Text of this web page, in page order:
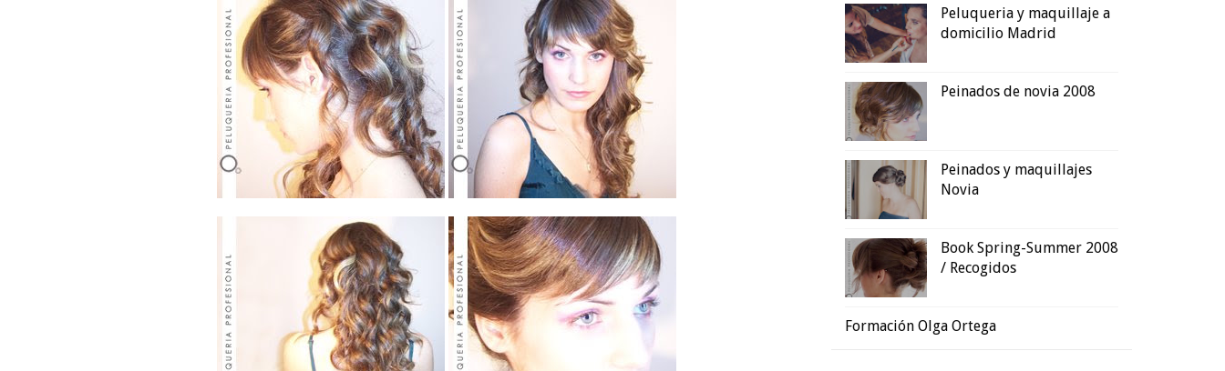
Peluqueria y maquillaje a
domicilio Madrid
Peinados de novia 2008
Peinados y maquillajes
Novia
Book Spring-Summer 2008
/ Recogidos
Formación Olga Ortega